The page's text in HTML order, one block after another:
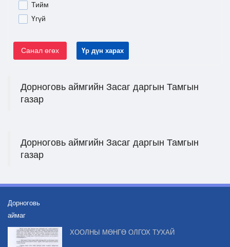
Тийм
Үгүй
Санал өгөх Үр дүн харах
Дорноговь аймгийн Засаг даргын Тамгын
газар
Дорноговь аймгийн Засаг даргын Тамгын
газар
Дорноговь
аймаг
ХООЛНЫ МӨНГӨ ОЛГОХ ТУХАЙ